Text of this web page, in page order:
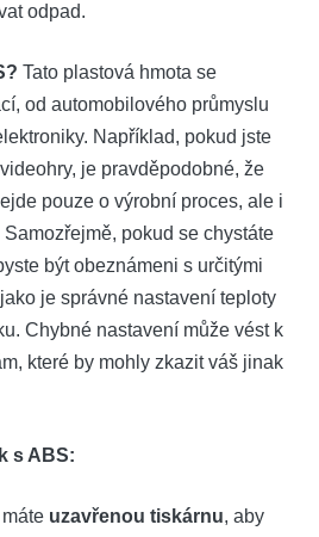
odpad.
Tato plastová hmota se
od automobilového průmyslu
Například, pokud jste
je pravděpodobné, že
pouze o výrobní proces, ale i
pokud se chystáte
být obeznámeni s určitými
je správné nastavení teploty
Chybné nastavení může vést k
které by mohly zkazit váš jinak
s ABS:
uzavřenou tiskárnu, aby